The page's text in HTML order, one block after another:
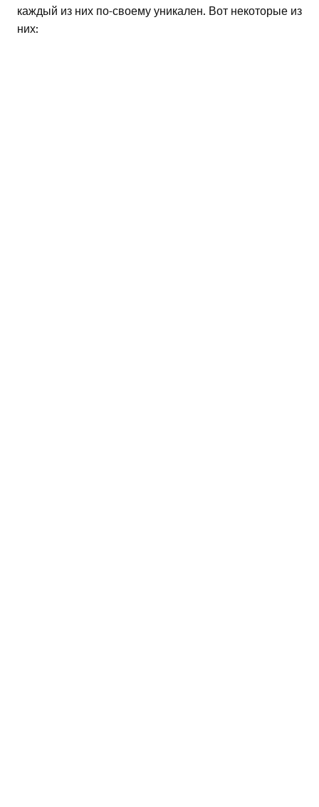
каждый из них по-своему уникален. Вот некоторые из
них: